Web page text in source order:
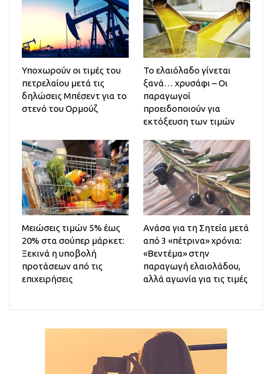
Υποχωρούν οι τιμές του
πετρελαίου μετά τις
δηλώσεις Μπέσεντ για το
στενό του Ορμούζ
Το ελαιόλαδο γίνεται
ξανά… χρυσάφι – Οι
παραγωγοί
προειδοποιούν για
εκτόξευση των τιμών
Μειώσεις τιμών 5% έως
20% στα σούπερ μάρκετ:
Ξεκινά η υποβολή
προτάσεων από τις
επιχειρήσεις
Ανάσα για τη Σητεία μετά
από 3 «πέτρινα» χρόνια:
«Βεντέμα» στην
παραγωγή ελαιολάδου,
αλλά αγωνία για τις τιμές